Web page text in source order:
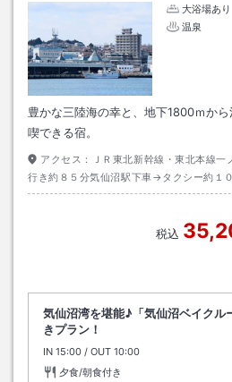
大浴場あり
温泉
豊かな三陸海の幸と、地下1800ｍか
喫できる宿。
アクセス：
ＪＲ東北新幹線・東北本線
行き約８５分気仙沼駅下車→タクシー約１
税込
気仙沼湾を堪能♪「気仙沼ベイクル
きプラン！
IN チェックイン
15:00 / OUT チェックアウト
10:00
夕食/朝食付き